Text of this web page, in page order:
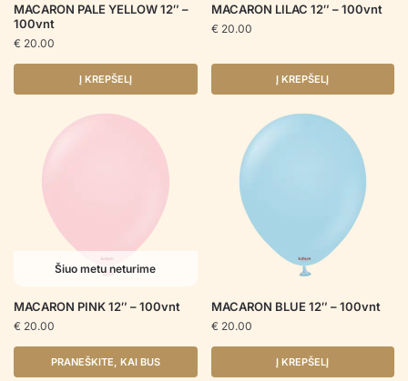
MACARON PALE YELLOW 12″ –
100vnt
€ 20.00
Į KREPŠELĮ
MACARON LILAC 12″ – 100vnt
€ 20.00
Į KREPŠELĮ
Šiuo metu neturime
MACARON PINK 12″ – 100vnt
€ 20.00
PRANEŠKITE, KAI BUS
MACARON BLUE 12″ – 100vnt
€ 20.00
Į KREPŠELĮ